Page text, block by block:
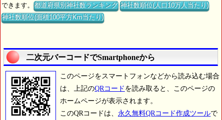
できます。都道府県別神社数ランキング 神社数順位(人口10万人当たり)
神社数順位(面積100平方Km当たり)
二次元バーコードでSmartphoneから
このページをスマートフォンなどから読み込む場合
は、上記のQRコード を読み取ると、このページの
ホームページが表示されます。
このQRコードは、 永久無料QRコード作成ツールで